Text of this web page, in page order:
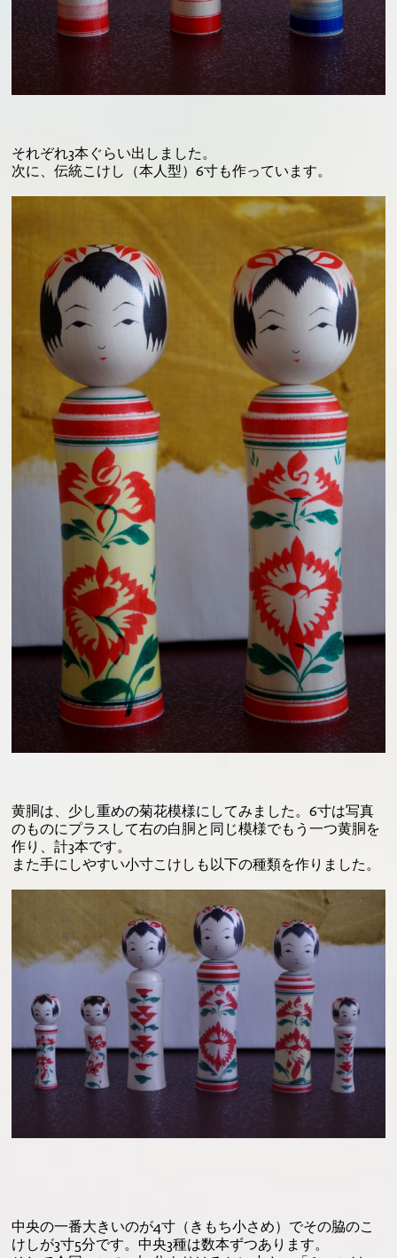
それぞれ3本ぐらい出しました。
次に、伝統こけし（本人型）6寸も作っています。
黄胴は、少し重めの菊花模様にしてみました。6寸は写真
のものにプラスして右の白胴と同じ模様でもう一つ黄胴を
作り、計3本です。
また手にしやすい小寸こけしも以下の種類を作りました。
中央の一番大きいのが4寸（きもち小さめ）でその脇のこ
けしが3寸5分です。中央3種は数本ずつあります。